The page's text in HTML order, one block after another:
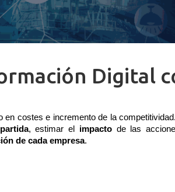
Digital
en costes e incremento de la competitividad.
, estimar el impacto de las
de cada empresa.